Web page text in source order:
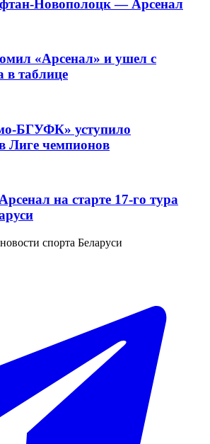
Новополоцк — Арсенал
«Арсенал» и ушел с
в таблице
БГУФК» уступило
Лиге чемпионов
на старте 17-го тура
спорта Беларуси